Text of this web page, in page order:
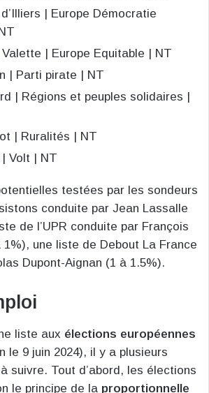
| Europe Démocratie
| Europe Equitable | NT
| Parti pirate | NT
| Régions et peuples solidaires |
| Ruralités | NT
Volt | NT
testées par les sondeurs
conduite par Jean Lassalle
de l’UPR conduite par François
1%), une liste de Debout La France
Dupont-Aignan (1 à 1.5%).
liste aux élections européennes
le 9 juin 2024), il y a plusieurs
suivre. Tout d’abord, les élections
le principe de la proportionnelle